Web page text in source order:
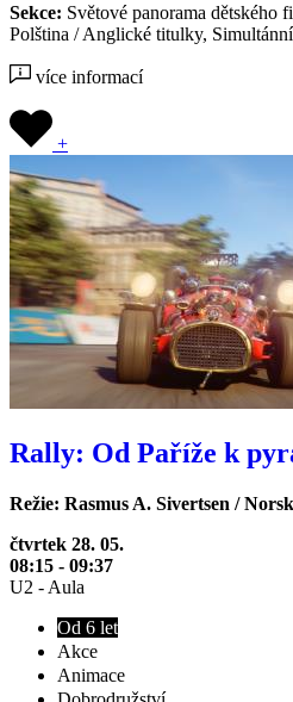
Sekce: Světové panorama dětského
Polština / Anglické titulky,
více informací
+
Rally: Od Paříže k
Režie: Rasmus A. Sivertsen /
čtvrtek 28. 05.
08:15 - 09:37
U2 - Aula
Od 6 let
Akce
Animace